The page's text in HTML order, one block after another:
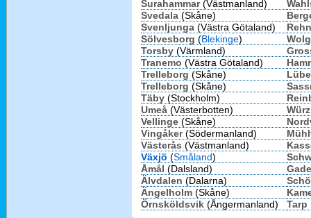
Surahammar(Västmanland)
Svedala (Skåne)
Svenljunga (Västra Götaland)
Sölvesborg (Blekinge)
Torsby (Värmland)
Tranemo (Västra Götaland)
Trelleborg (Skåne)
Trelleborg (Skåne)
Täby (Stockholm)
Umeå (Västerbotten)
Vellinge (Skåne)
Vingåker(Södermanland)
Västerås (Västmanland)
Växjö (Småland)
Åmål (Dalsland)
Älvdalen (Dalarna)
Ängelholm (Skåne)
Örnsköldsvik (Ångermanland) Tarp